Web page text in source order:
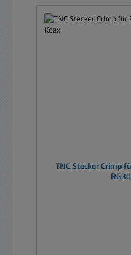
TNC Stecker Crimp